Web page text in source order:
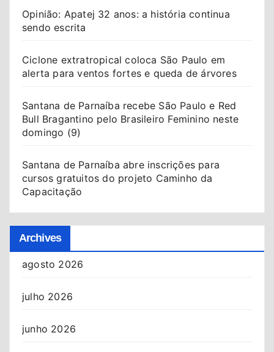
Opinião: Apatej 32 anos: a história continua
sendo escrita
Ciclone extratropical coloca São Paulo em
alerta para ventos fortes e queda de árvores
Santana de Parnaíba recebe São Paulo e Red
Bull Bragantino pelo Brasileiro Feminino neste
domingo (9)
Santana de Parnaíba abre inscrições para
cursos gratuitos do projeto Caminho da
Capacitação
Archives
agosto 2026
julho 2026
junho 2026